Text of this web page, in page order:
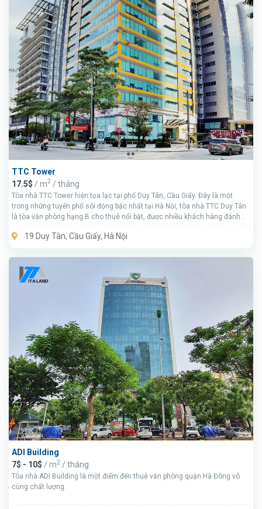
TTC Tower
17.5$ / m2 / tháng
Tòa nhà TTC Tower hiện tọa lạc tại phố Duy Tân, Cầu Giấy. Đây là một
trong những tuyến phố sôi động bậc nhất tại Hà Nội, tòa nhà TTC Duy Tân
là tòa văn phòng hạng B cho thuê nổi bật, được nhiều khách hàng đánh
19 Duy Tân, Cầu Giấy, Hà Nội
ADI Building
7$ - 10$ / m2 / tháng
Tòa nhà ADI Building là một điểm đến thuê văn phòng quận Hà Đông vô
cùng chất lượng.